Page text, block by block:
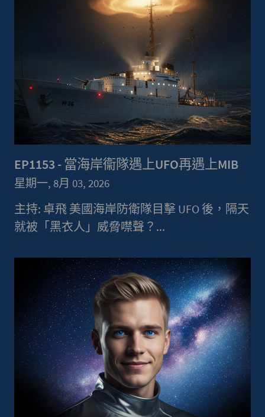
EP1153 - 當海岸衞隊遇上UFO再遇上MIB
星期一, 8月 03, 2026
主持: 卓飛 美國海岸防衛隊目擊 UFO 後，隔天
就被「黑衣人」威脅噤聲？...